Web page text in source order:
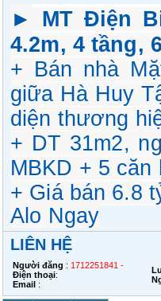
►
MT Điện
4.2m, 4 tầng,
+ Bán nhà
giữa Hà Huy
diện thương
+ DT 31m2,
MBKD + 5
+ Giá bán 6.8
Alo Ngay
LIÊN HỆ
Người đăng : 1712251841 -
Điện thoại:
Email :